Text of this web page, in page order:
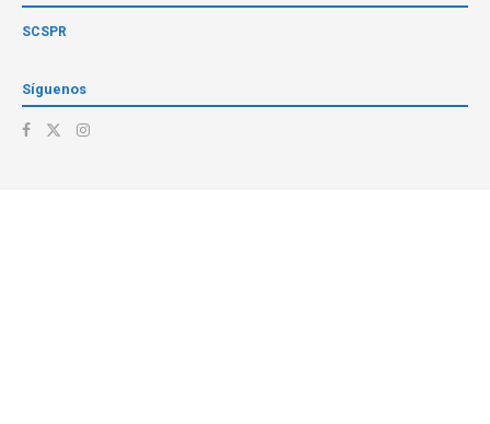
SCSPR
Síguenos